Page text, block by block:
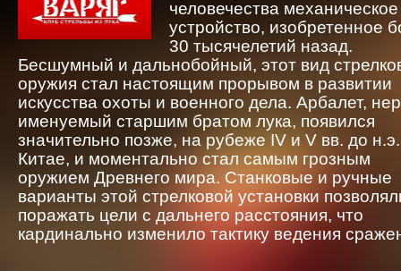
человечества механическое
устройство, изобретенное
30 тысячелетий назад.
Бесшумный и дальнобойный, этот вид
оружия стал настоящим прорывом в развитии
искусства охоты и военного дела. Арбалет,
именуемый старшим братом лука, появился
значительно позже, на рубеже IV и V вв. до
Китае, и моментально стал самым грозным
оружием Древнего мира. Станковые и ручные
варианты этой стрелковой установки
поражать цели с дальнего расстояния, что
кардинально изменило тактику ведения